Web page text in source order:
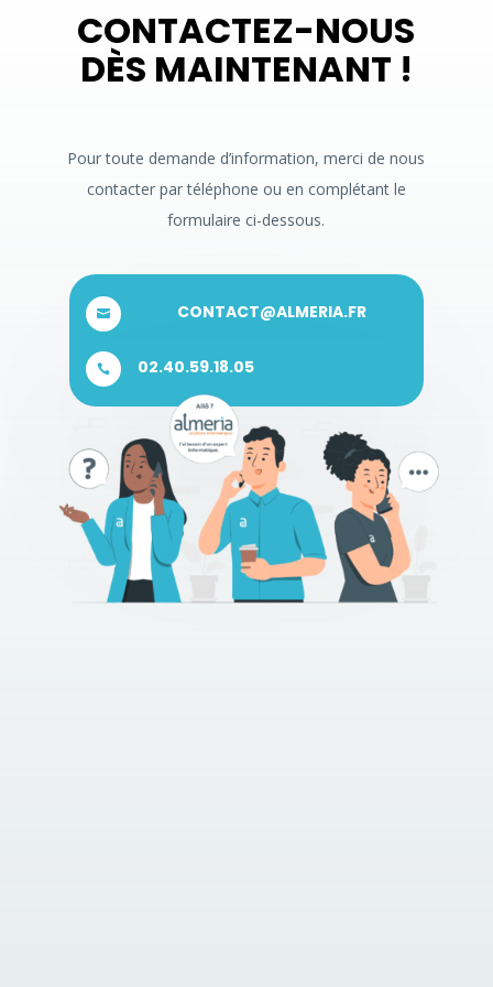
CONTACTEZ-NOUS
DÈS MAINTENANT !
Pour toute demande d’information, merci de nous
contacter par téléphone ou en complétant le
formulaire ci-dessous.
 CONTACT@ALMERIA.FR
 02.40.59.18.05